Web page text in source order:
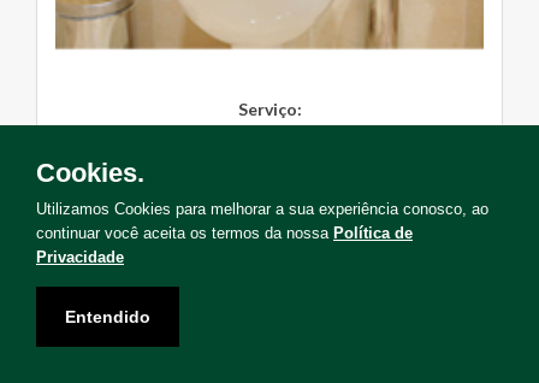
Serviço:
Cookies.
Utilizamos Cookies para melhorar a sua experiência conosco, ao
continuar você aceita os termos da nossa Política de
Privacidade
Entendido